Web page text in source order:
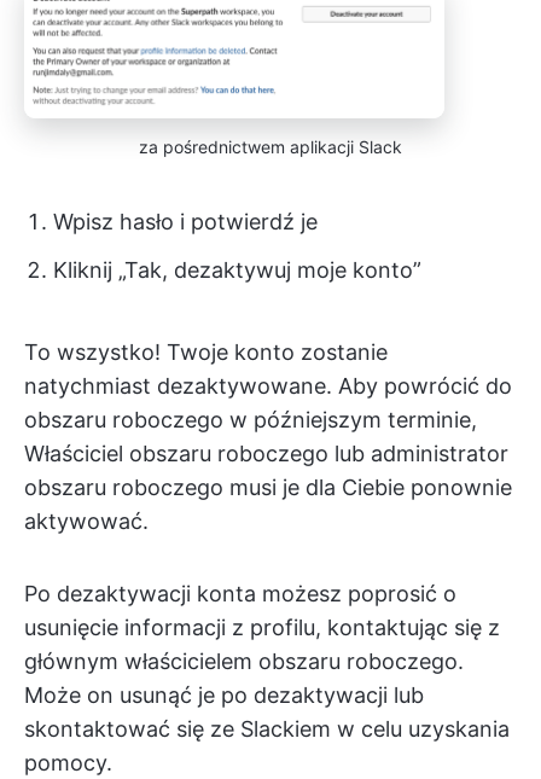
za pośrednictwem aplikacji Slack
Wpisz hasło i potwierdź je
Kliknij „Tak, dezaktywuj moje konto”
To wszystko! Twoje konto zostanie
natychmiast dezaktywowane. Aby powrócić do
obszaru roboczego w późniejszym terminie,
Właściciel obszaru roboczego lub administrator
obszaru roboczego musi je dla Ciebie ponownie
aktywować.
Po dezaktywacji konta możesz poprosić o
usunięcie informacji z profilu, kontaktując się z
głównym właścicielem obszaru roboczego.
Może on usunąć je po dezaktywacji lub
skontaktować się ze Slackiem w celu uzyskania
pomocy.